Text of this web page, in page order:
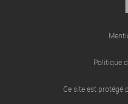
Politique
Ce site est protégé